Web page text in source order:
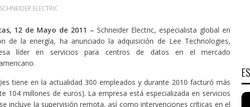
SCHNEIDER ELECTRIC
12 de Mayo de 2011 – Schneider Electric, especialista global en
de la energía, ha anunciado la adquisición de Lee Technologies,
líder en servicios para centros de datos en el mercado
tiene en la actualidad 300 empleados y durante 2010 facturó más
104 millones de euros). La empresa está especializada en servicios
incluye la supervisión remota, así como intervenciones críticas en el